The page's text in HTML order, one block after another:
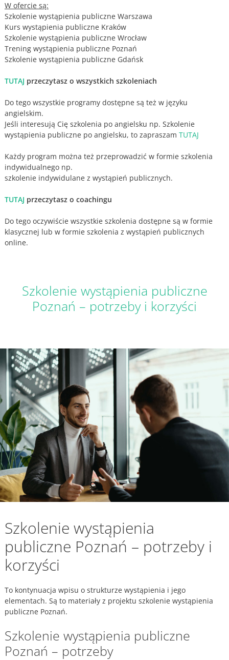
W ofercie są:
Szkolenie wystąpienia publiczne Warszawa
Kurs wystąpienia publiczne Kraków
Szkolenie wystąpienia publiczne Wrocław
Trening wystąpienia publiczne Poznań
Szkolenie wystąpienia publiczne Gdańsk
TUTAJ przeczytasz o wszystkich szkoleniach
Do tego wszystkie programy dostępne są też w języku
angielskim.
Jeśli interesują Cię szkolenia po angielsku np. Szkolenie
wystąpienia publiczne po angielsku, to zapraszam TUTAJ
Każdy program można też przeprowadzić w formie szkolenia
indywidualnego np.
szkolenie indywidulane z wystąpień publicznych.
TUTAJ przeczytasz o coachingu
Do tego oczywiście wszystkie szkolenia dostępne są w formie
klasycznej lub w formie szkolenia z wystąpień publicznych
online.
Szkolenie wystąpienia publiczne
Poznań – potrzeby i korzyści
Szkolenie wystąpienia
publiczne Poznań – potrzeby i
korzyści
To kontynuacja wpisu o strukturze wystąpienia i jego
elementach. Są to materiały z projektu szkolenie wystąpienia
publiczne Poznań.
Szkolenie wystąpienia publiczne
Poznań – potrzeby